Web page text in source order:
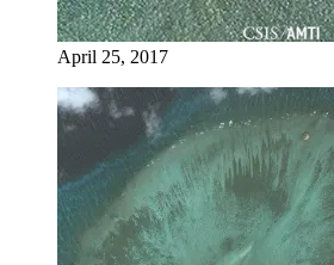
April 25, 2017